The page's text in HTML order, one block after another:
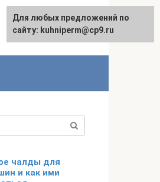
чалды для
и как ими
Для любых предложений по
сайту: kuhniperm@cp9.ru